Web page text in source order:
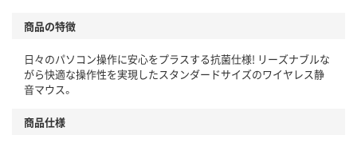
商品の特徴
日々のパソコン操作に安心をプラスする抗菌仕様! リーズナブルな
がら快適な操作性を実現したスタンダードサイズのワイヤレス静
音マウス。
商品仕様